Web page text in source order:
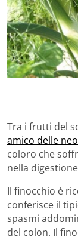
Tra i frutti del
amico delle
coloro che
nella
Il finocchio è
conferisce il
spasmi
del colon. Il